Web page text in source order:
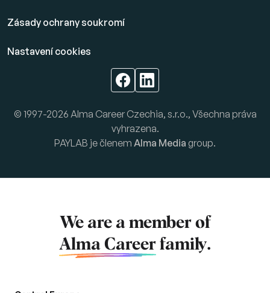
Zásady ochrany soukromí
Nastavení cookies
© 1997-2026 Alma Career Czechia, s.r.o., Všechna práva
vyhrazena.
PAYLAB je členem Alma Media group.
We are a member of
Alma Career family.